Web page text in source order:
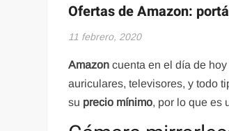
Ofertas de Amazon:
11 febrero, 2020
Amazon cuenta en el día de
auriculares, televisores, y todo
su precio mínimo, por lo que es